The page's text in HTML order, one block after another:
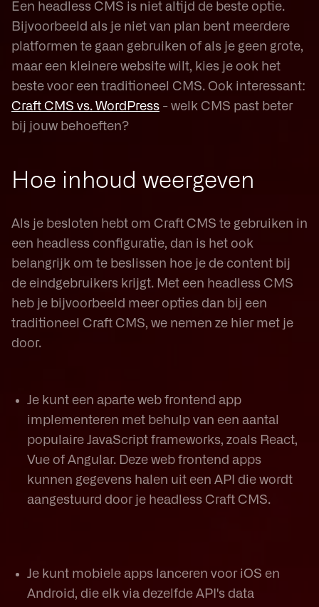
Een headless CMS is niet altijd de beste optie.
Bijvoorbeeld als je niet van plan bent meerdere
platformen te gaan gebruiken of als je geen grote,
maar een kleinere website wilt, kies je ook het
beste voor een traditioneel CMS. Ook interessant:
Craft CMS vs. WordPress - welk CMS past beter
bij jouw behoeften?
Hoe inhoud weergeven
Als je besloten hebt om Craft CMS te gebruiken in
een headless configuratie, dan is het ook
belangrijk om te beslissen hoe je de content bij
de eindgebruikers krijgt. Met een headless CMS
heb je bijvoorbeeld meer opties dan bij een
traditioneel Craft CMS, we nemen ze hier met je
door.
Je kunt een aparte web frontend app
implementeren met behulp van een aantal
populaire JavaScript frameworks, zoals React,
Vue of Angular. Deze web frontend apps
kunnen gegevens halen uit een API die wordt
aangestuurd door je headless Craft CMS.
Je kunt mobiele apps lanceren voor iOS en
Android, die elk via dezelfde API's data